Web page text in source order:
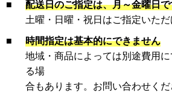
■
配送日のご指定は、月～金曜日
土曜・日曜・祝日はご指定いただ
■
時間指定は基本的にできません
地域・商品によっては別途費用
る場
合もあります。お問い合わせくだ